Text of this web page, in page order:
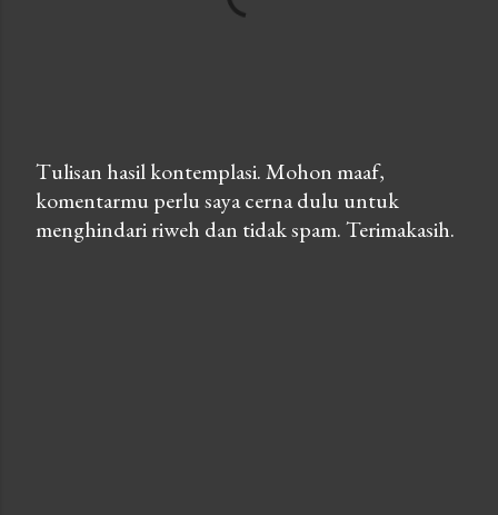
P
o
Tulisan hasil kontemplasi. Mohon maaf,
komentarmu perlu saya cerna dulu untuk
menghindari riweh dan tidak spam. Terimakasih.